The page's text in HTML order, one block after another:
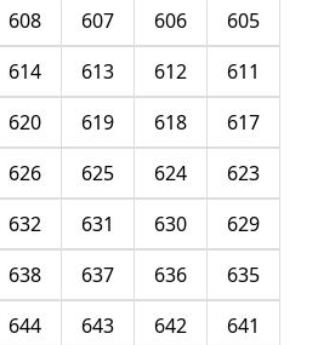
605
606
607
608
611
612
613
614
617
618
619
620
623
624
625
626
629
630
631
632
635
636
637
638
641
642
643
644